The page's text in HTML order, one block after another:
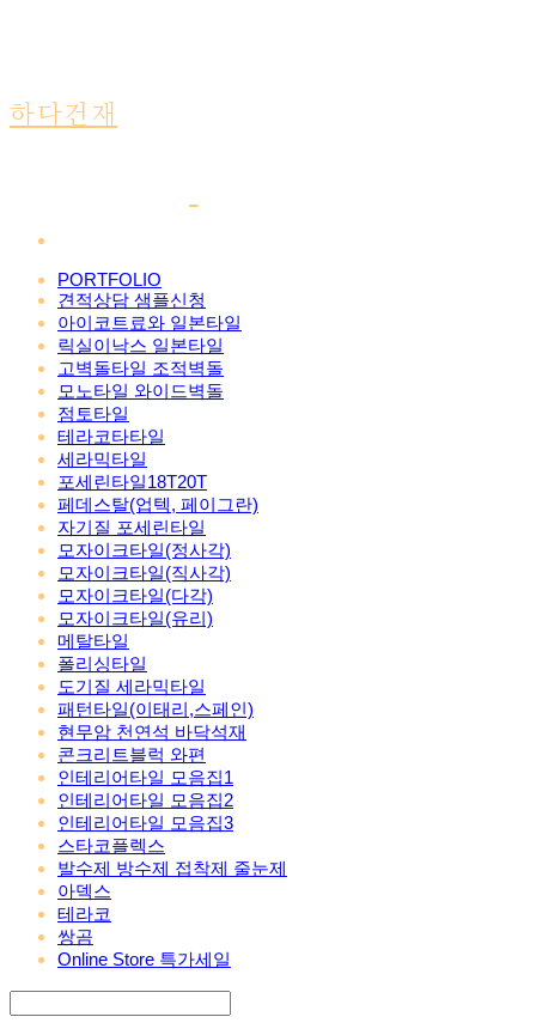
하다건재
PORTFOLIO
견적상담 샘플신청
아이코트료와 일본타일
릭실이낙스 일본타일
고벽돌타일 조적벽돌
모노타일 와이드벽돌
점토타일
테라코타타일
세라믹타일
포세린타일18T20T
페데스탈(업텍, 페이그란)
자기질 포세린타일
모자이크타일(정사각)
모자이크타일(직사각)
모자이크타일(다각)
모자이크타일(유리)
메탈타일
폴리싱타일
도기질 세라믹타일
패턴타일(이태리,스페인)
현무암 천연석 바닥석재
콘크리트블럭 와편
인테리어타일 모음집1
인테리어타일 모음집2
인테리어타일 모음집3
스타코플렉스
발수제 방수제 접착제 줄눈제
아덱스
테라코
쌍곰
Online Store 특가세일